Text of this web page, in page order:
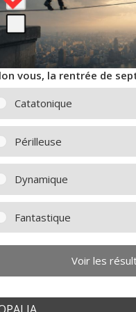
vous, la rentrée de
Catatonique
Périlleuse
Dynamique
Fantastique
Voir les